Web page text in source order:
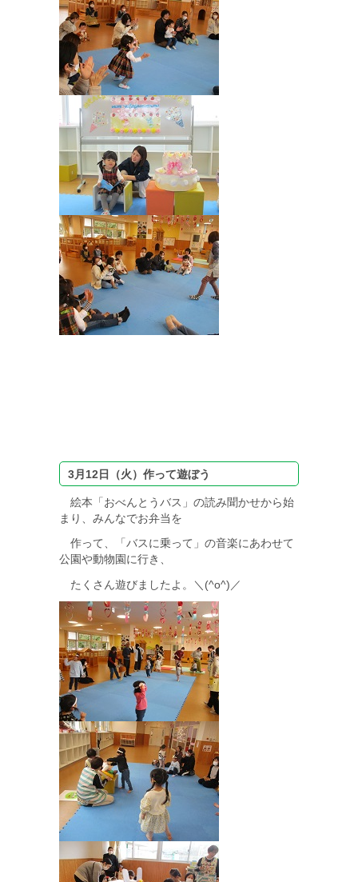
3月12日（火）作って遊ぼう
絵本「おべんとうバス」の読み聞かせから始
まり、みんなでお弁当を
作って、「バスに乗って」の音楽にあわせて
公園や動物園に行き、
たくさん遊びましたよ。＼(^o^)／